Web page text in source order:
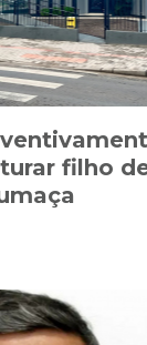
filho